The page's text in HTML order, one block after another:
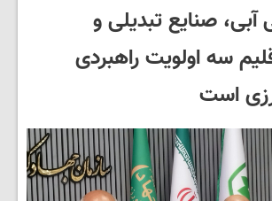
آبی، صنایع تبدیلی و
سه اولویت راهبردی
است